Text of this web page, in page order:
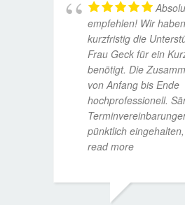
empfehlen! Wir
kurzfristig die
Frau Geck für ein
benötigt. Die
von Anfang bis Ende
hochprofessionell.
pünktlich
read more